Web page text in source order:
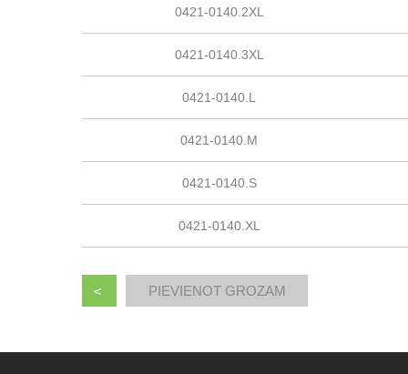
0421-0140.2XL
0421-0140.3XL
0421-0140.L
0421-0140.M
0421-0140.S
0421-0140.XL
<